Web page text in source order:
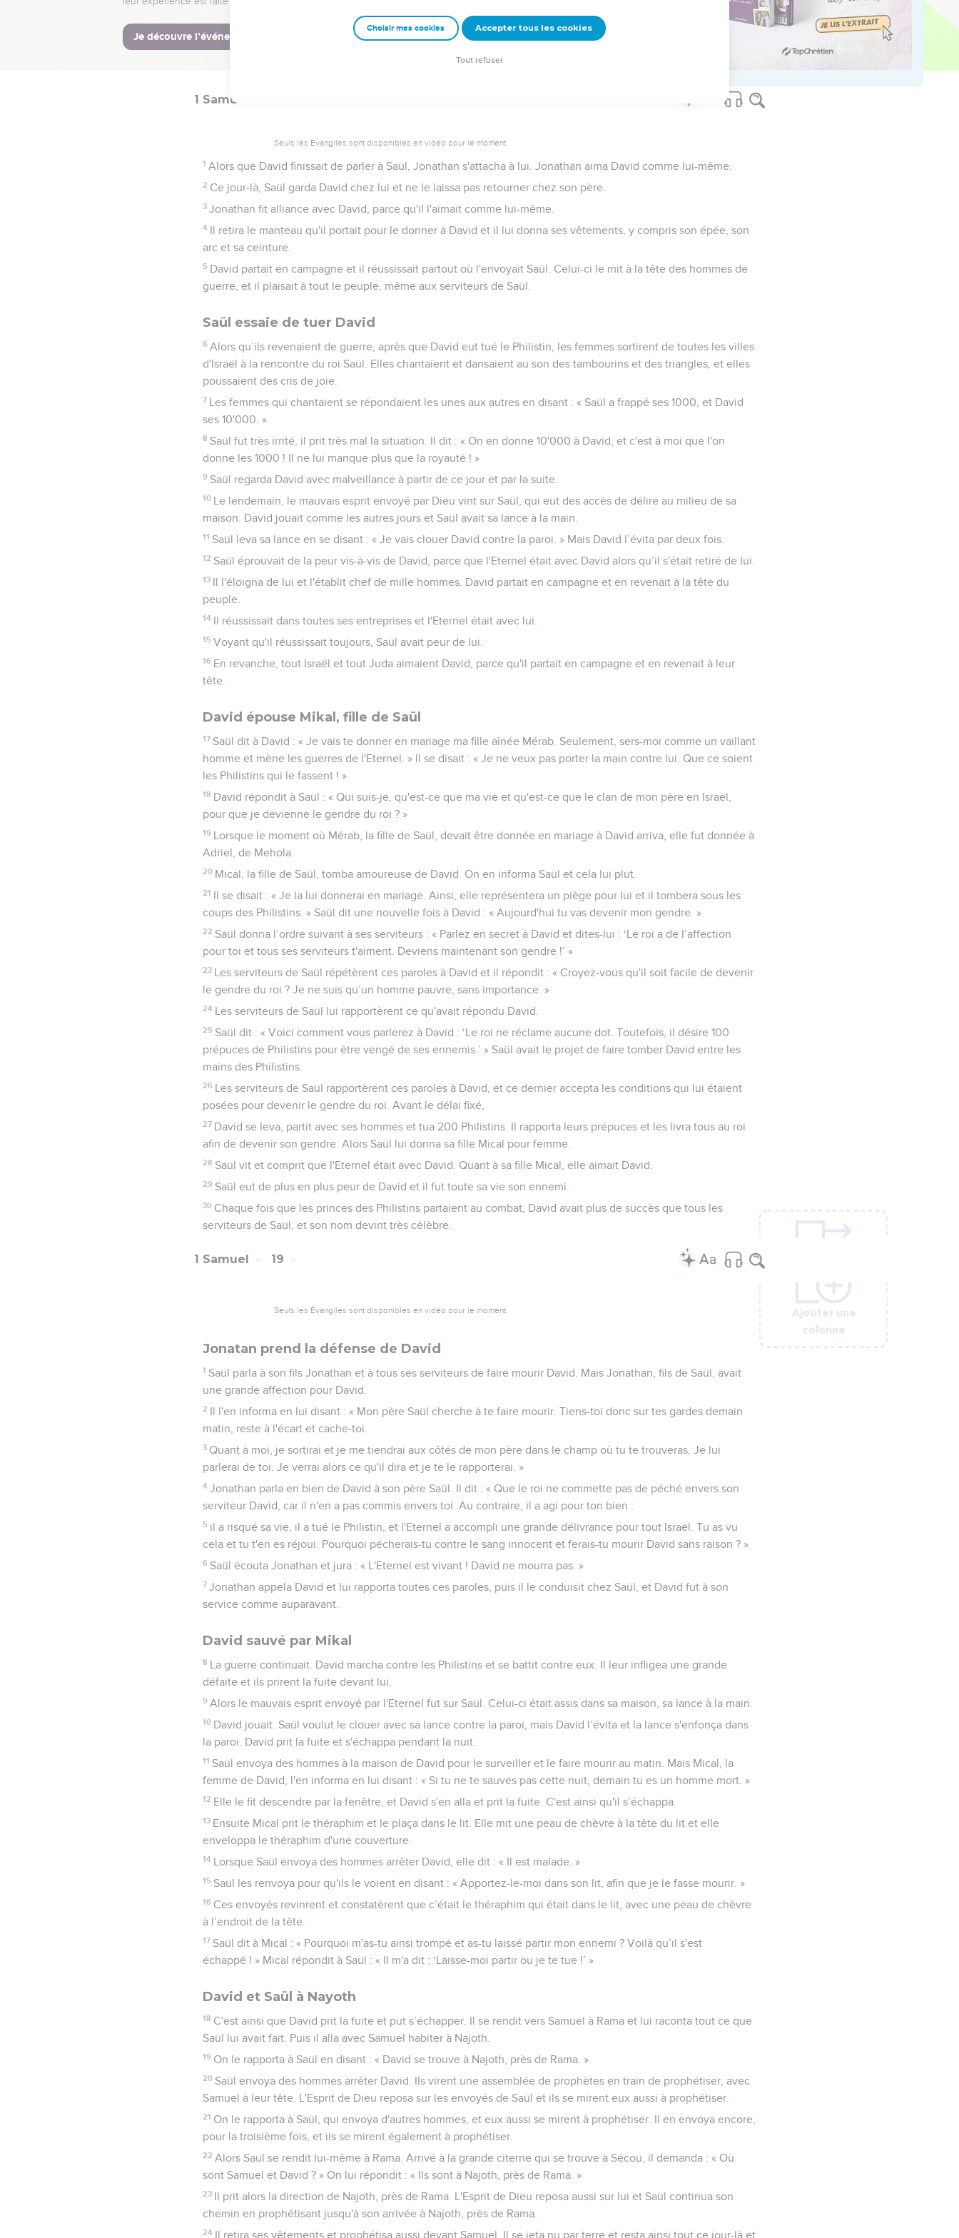
58 Saül lui dit : « De qui es-tu le fils, jeune homme ? » Et David répondit : « Je suis le fils de ton serviteur Isaï, le
Ajouter une
colonne
1 Samuel
Seuls les Évangiles sont disponibles en vidéo pour le moment.
1 Alors que David finissait de parler à Saül, Jonathan s'attacha à lui. Jonathan aima David comme lui-même.
2 Ce jour-là, Saül garda David chez lui et ne le laissa pas retourner chez son père.
3 Jonathan fit alliance avec David, parce qu'il l'aimait comme lui-même.
4 Il retira le manteau qu'il portait pour le donner à David et il lui donna ses vêtements, y compris son épée, son
arc et sa ceinture.
5 David partait en campagne et il réussissait partout où l'envoyait Saül. Celui-ci le mit à la tête des hommes de
guerre, et il plaisait à tout le peuple, même aux serviteurs de Saül.
Saül essaie de tuer David
6 Alors qu’ils revenaient de guerre, après que David eut tué le Philistin, les femmes sortirent de toutes les villes
d'Israël à la rencontre du roi Saül. Elles chantaient et dansaient au son des tambourins et des triangles, et elles
poussaient des cris de joie.
7 Les femmes qui chantaient se répondaient les unes aux autres en disant : « Saül a frappé ses 1000, et David
ses 10'000. »
8 Saül fut très irrité, il prit très mal la situation. Il dit : « On en donne 10'000 à David, et c'est à moi que l'on
donne les 1000 ! Il ne lui manque plus que la royauté ! »
9 Saül regarda David avec malveillance à partir de ce jour et par la suite.
10 Le lendemain, le mauvais esprit envoyé par Dieu vint sur Saül, qui eut des accès de délire au milieu de sa
maison. David jouait comme les autres jours et Saül avait sa lance à la main.
11 Saül leva sa lance en se disant : « Je vais clouer David contre la paroi. » Mais David l’évita par deux fois.
12 Saül éprouvait de la peur vis-à-vis de David, parce que l'Eternel était avec David alors qu’il s'était retiré de lui.
13 Il l'éloigna de lui et l'établit chef de mille hommes. David partait en campagne et en revenait à la tête du
peuple.
14 Il réussissait dans toutes ses entreprises et l'Eternel était avec lui.
15 Voyant qu'il réussissait toujours, Saül avait peur de lui.
16 En revanche, tout Israël et tout Juda aimaient David, parce qu'il partait en campagne et en revenait à leur
tête.
David épouse Mikal, fille de Saül
17 Saül dit à David : « Je vais te donner en mariage ma fille aînée Mérab. Seulement, sers-moi comme un vaillant
homme et mène les guerres de l'Eternel. » Il se disait : « Je ne veux pas porter la main contre lui. Que ce soient
les Philistins qui le fassent ! »
18 David répondit à Saül : « Qui suis-je, qu'est-ce que ma vie et qu'est-ce que le clan de mon père en Israël,
pour que je devienne le gendre du roi ? »
19 Lorsque le moment où Mérab, la fille de Saül, devait être donnée en mariage à David arriva, elle fut donnée à
Adriel, de Mehola.
20 Mical, la fille de Saül, tomba amoureuse de David. On en informa Saül et cela lui plut.
21 Il se disait : « Je la lui donnerai en mariage. Ainsi, elle représentera un piège pour lui et il tombera sous les
coups des Philistins. » Saül dit une nouvelle fois à David : « Aujourd'hui tu vas devenir mon gendre. »
22 Saül donna l’ordre suivant à ses serviteurs : « Parlez en secret à David et dites-lui : ‘Le roi a de l’affection
pour toi et tous ses serviteurs t'aiment. Deviens maintenant son gendre !’ »
23 Les serviteurs de Saül répétèrent ces paroles à David et il répondit : « Croyez-vous qu'il soit facile de devenir
le gendre du roi ? Je ne suis qu’un homme pauvre, sans importance. »
24 Les serviteurs de Saül lui rapportèrent ce qu'avait répondu David.
25 Saül dit : « Voici comment vous parlerez à David : ‘Le roi ne réclame aucune dot. Toutefois, il désire 100
prépuces de Philistins pour être vengé de ses ennemis.’ » Saül avait le projet de faire tomber David entre les
mains des Philistins.
26 Les serviteurs de Saül rapportèrent ces paroles à David, et ce dernier accepta les conditions qui lui étaient
posées pour devenir le gendre du roi. Avant le délai fixé,
27 David se leva, partit avec ses hommes et tua 200 Philistins. Il rapporta leurs prépuces et les livra tous au roi
afin de devenir son gendre. Alors Saül lui donna sa fille Mical pour femme.
28 Saül vit et comprit que l'Eternel était avec David. Quant à sa fille Mical, elle aimait David.
29 Saül eut de plus en plus peur de David et il fut toute sa vie son ennemi.
30 Chaque fois que les princes des Philistins partaient au combat, David avait plus de succès que tous les
serviteurs de Saül, et son nom devint très célèbre.
Ajouter une
colonne
1 Samuel 19
Seuls les Évangiles sont disponibles en vidéo pour le moment.
Jonatan prend la défense de David
1 Saül parla à son fils Jonathan et à tous ses serviteurs de faire mourir David. Mais Jonathan, fils de Saül, avait
une grande affection pour David.
2 Il l'en informa en lui disant : « Mon père Saül cherche à te faire mourir. Tiens-toi donc sur tes gardes demain
matin, reste à l'écart et cache-toi.
3 Quant à moi, je sortirai et je me tiendrai aux côtés de mon père dans le champ où tu te trouveras. Je lui
parlerai de toi. Je verrai alors ce qu'il dira et je te le rapporterai. »
4 Jonathan parla en bien de David à son père Saül. Il dit : « Que le roi ne commette pas de péché envers son
serviteur David, car il n'en a pas commis envers toi. Au contraire, il a agi pour ton bien :
5 il a risqué sa vie, il a tué le Philistin, et l'Eternel a accompli une grande délivrance pour tout Israël. Tu as vu
cela et tu t'en es réjoui. Pourquoi pécherais-tu contre le sang innocent et ferais-tu mourir David sans raison ? »
6 Saül écouta Jonathan et jura : « L'Eternel est vivant ! David ne mourra pas. »
7 Jonathan appela David et lui rapporta toutes ces paroles, puis il le conduisit chez Saül, et David fut à son
service comme auparavant.
David sauvé par Mikal
8 La guerre continuait. David marcha contre les Philistins et se battit contre eux. Il leur infligea une grande
défaite et ils prirent la fuite devant lui.
9 Alors le mauvais esprit envoyé par l'Eternel fut sur Saül. Celui-ci était assis dans sa maison, sa lance à la main.
10 David jouait. Saül voulut le clouer avec sa lance contre la paroi, mais David l’évita et la lance s'enfonça dans
la paroi. David prit la fuite et s'échappa pendant la nuit.
11 Saül envoya des hommes à la maison de David pour le surveiller et le faire mourir au matin. Mais Mical, la
femme de David, l'en informa en lui disant : « Si tu ne te sauves pas cette nuit, demain tu es un homme mort. »
12 Elle le fit descendre par la fenêtre, et David s'en alla et prit la fuite. C'est ainsi qu'il s’échappa.
13 Ensuite Mical prit le théraphim et le plaça dans le lit. Elle mit une peau de chèvre à la tête du lit et elle
enveloppa le théraphim d'une couverture.
14 Lorsque Saül envoya des hommes arrêter David, elle dit : « Il est malade. »
15 Saül les renvoya pour qu'ils le voient en disant : « Apportez-le-moi dans son lit, afin que je le fasse mourir. »
16 Ces envoyés revinrent et constatèrent que c’était le théraphim qui était dans le lit, avec une peau de chèvre
à l’endroit de la tête.
17 Saül dit à Mical : « Pourquoi m'as-tu ainsi trompé et as-tu laissé partir mon ennemi ? Voilà qu’il s'est
échappé ! » Mical répondit à Saül : « Il m'a dit : ‘Laisse-moi partir ou je te tue !’ »
David et Saül à Nayoth
18 C'est ainsi que David prit la fuite et put s’échapper. Il se rendit vers Samuel à Rama et lui raconta tout ce que
Saül lui avait fait. Puis il alla avec Samuel habiter à Najoth.
19 On le rapporta à Saül en disant : « David se trouve à Najoth, près de Rama. »
20 Saül envoya des hommes arrêter David. Ils virent une assemblée de prophètes en train de prophétiser, avec
Samuel à leur tête. L'Esprit de Dieu reposa sur les envoyés de Saül et ils se mirent eux aussi à prophétiser.
21 On le rapporta à Saül, qui envoya d'autres hommes, et eux aussi se mirent à prophétiser. Il en envoya encore,
pour la troisième fois, et ils se mirent également à prophétiser.
22 Alors Saül se rendit lui-même à Rama. Arrivé à la grande citerne qui se trouve à Sécou, il demanda : « Où
sont Samuel et David ? » On lui répondit : « Ils sont à Najoth, près de Rama. »
23 Il prit alors la direction de Najoth, près de Rama. L'Esprit de Dieu reposa aussi sur lui et Saül continua son
chemin en prophétisant jusqu'à son arrivée à Najoth, près de Rama.
24 Il retira ses vêtements et prophétisa aussi devant Samuel. Il se jeta nu par terre et resta ainsi tout ce jour-là et
Ajouter une
colonne
Ajouter une
colonne
Ajouter une
colonne
Ajouter une
colonne
Choisir mes cookies Accepter tous les cookies
Tout refuser